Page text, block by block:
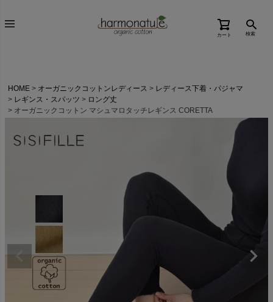
カート 検索
HOME オーガニックコットンレディース
レディース下着・パジャマ
レギンス・スパッツ
ロング丈
オーガニックコットン マシュマロタッチレギンス CORETTA